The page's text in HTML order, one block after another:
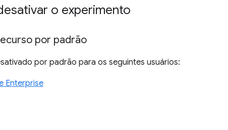
o experimento
por padrão
por padrão para os seguintes usuários:
Enterprise